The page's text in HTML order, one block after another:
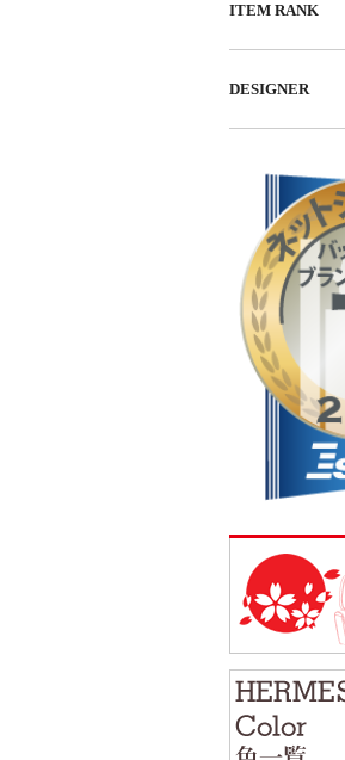
ITEM RANK
DESIGNER